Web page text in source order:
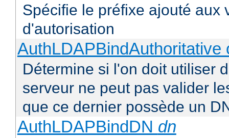
Spécifie le préfixe ajouté aux
d'autorisation
AuthLDAPBindAuthoritative
Détermine si l'on doit utiliser
serveur ne peut pas valider
que ce dernier possède un
AuthLDAPBindDN dn